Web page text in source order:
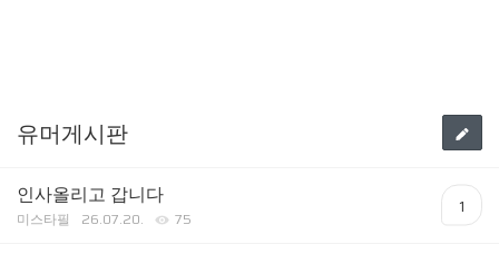
유머게시판
인사올리고 갑니다
미스타필 26.07.20. 75
1